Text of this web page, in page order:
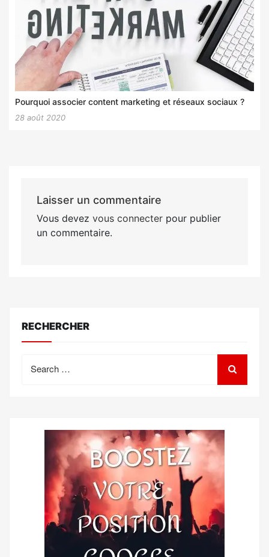
Pourquoi associer content marketing et réseaux sociaux ?
28 août 2020
Laisser un commentaire
Vous devez vous connecterpour publier
un commentaire.
RECHERCHER
for: